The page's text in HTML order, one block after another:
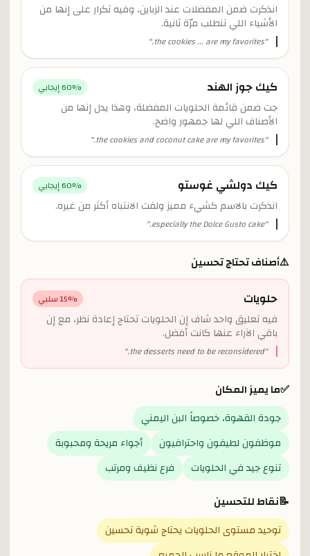
انذكرت ضمن المفضلات عند الزباين، وفيه تكرار على إنها من
الأشياء اللي تنطلب مرّة ثانية.
"
the cookies ... are my favorites.
"
كيك جوز الهند 60% إيجابي
جت ضمن قائمة الحلويات المفضلة، وهذا يدل إنها من
الأصناف اللي لها جمهور واضح.
"
the cookies and coconut cake are my favorites.
"
كيك دولشي غوستو 60% إيجابي
انذكرت بالاسم كشيء مميز ولفت الانتباه أكثر من غيره.
"
especially the Dolce Gusto cake.
"
⚠️أصناف تحتاج تحسين
حلويات 15% سلبي
فيه تعليق واحد شاف إن الحلويات تحتاج إعادة نظر، مع إن
باقي الآراء عنها كانت أفضل.
"
the desserts need to be reconsidered.
"
✅ما يميز المكان
جودة القهوة، خصوصاً البن اليمني
موظفون لطيفون واحترافيون
أجواء مريحة ومحبوبة
تنوع جيد في الحلويات
فرع نظيف ومرتب
📝نقاط للتحسين
توحيد مستوى الحلويات يحتاج شوية تحسين